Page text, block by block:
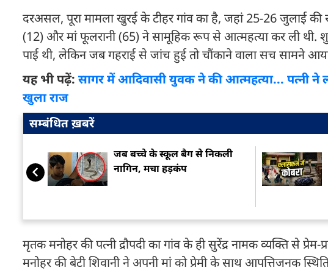
दरअसल, पूरा मामला खुरई के टीहर गांव का है, जहां 25-26 जुलाई की
(12) और मां फूलरानी (65) ने सामूहिक रूप से आत्महत्या कर ली थी.
पाई थी, लेकिन जब गहराई से जांच हुई तो चौंकाने वाला सच सामने
यह भी पढ़ें: सागर में आदिवासी युवक ने की आत्महत्या... पत्नी ने
खुला राज
सम्बंधित ख़बरें
जब बच्चे के स्कूल बैग से निकली
नागिन, मचा हड़कंप
मृतक मनोहर की पत्नी द्रौपदी का गांव के ही सुरेंद्र नामक व्यक्ति से
मनोहर की बेटी शिवानी ने अपनी मां को प्रेमी के साथ आपत्तिजनक